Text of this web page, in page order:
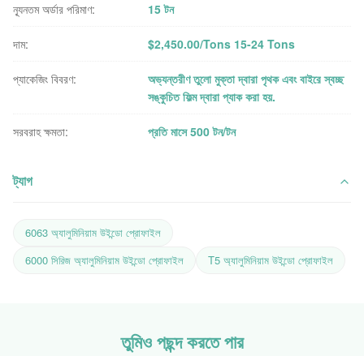
ন্যূনতম অর্ডার পরিমাণ: 15 টন
দাম: $2,450.00/Tons 15-24 Tons
প্যাকেজিং বিবরণ:
অভ্যন্তরীণ তুলো মুক্তা দ্বারা পৃথক এবং বাইরে স্বচ্ছ
সঙ্কুচিত ফিল্ম দ্বারা প্যাক করা হয়.
সরবরাহ ক্ষমতা: প্রতি মাসে 500 টন/টন
ট্যাগ
6063 অ্যালুমিনিয়াম উইন্ডো প্রোফাইল
6000 সিরিজ অ্যালুমিনিয়াম উইন্ডো প্রোফাইল
T5 অ্যালুমিনিয়াম উইন্ডো প্রোফাইল
তুমিও পছন্দ করতে পার